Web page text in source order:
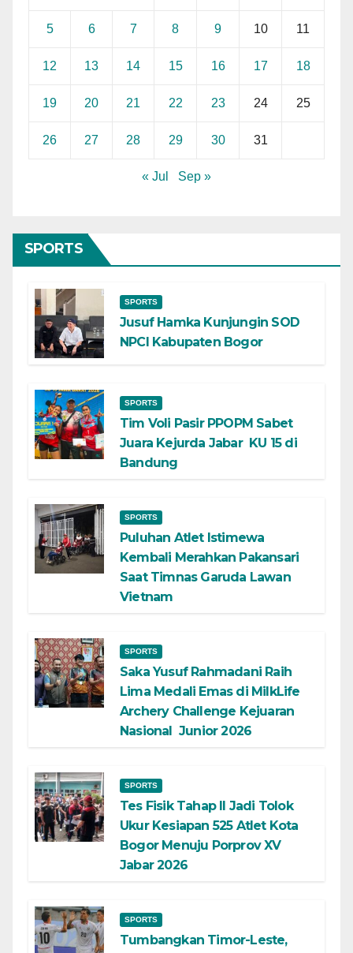
5 6 7 8 9 10 11
12 13 14 15 16 17 18
19 20 21 22 23 24 25
26 27 28 29 30 31
« Jul Sep »
SPORTS
SPORTS
Jusuf Hamka Kunjungin SOD
NPCI Kabupaten Bogor
SPORTS
Tim Voli Pasir PPOPM Sabet
Juara Kejurda Jabar KU 15 di
Bandung
SPORTS
Puluhan Atlet Istimewa
Kembali Merahkan Pakansari
Saat Timnas Garuda Lawan
Vietnam
SPORTS
Saka Yusuf Rahmadani Raih
Lima Medali Emas di MilkLife
Archery Challenge Kejuaran
Nasional Junior 2026
SPORTS
Tes Fisik Tahap II Jadi Tolok
Ukur Kesiapan 525 Atlet Kota
Bogor Menuju Porprov XV
Jabar 2026
SPORTS
Tumbangkan Timor-Leste,